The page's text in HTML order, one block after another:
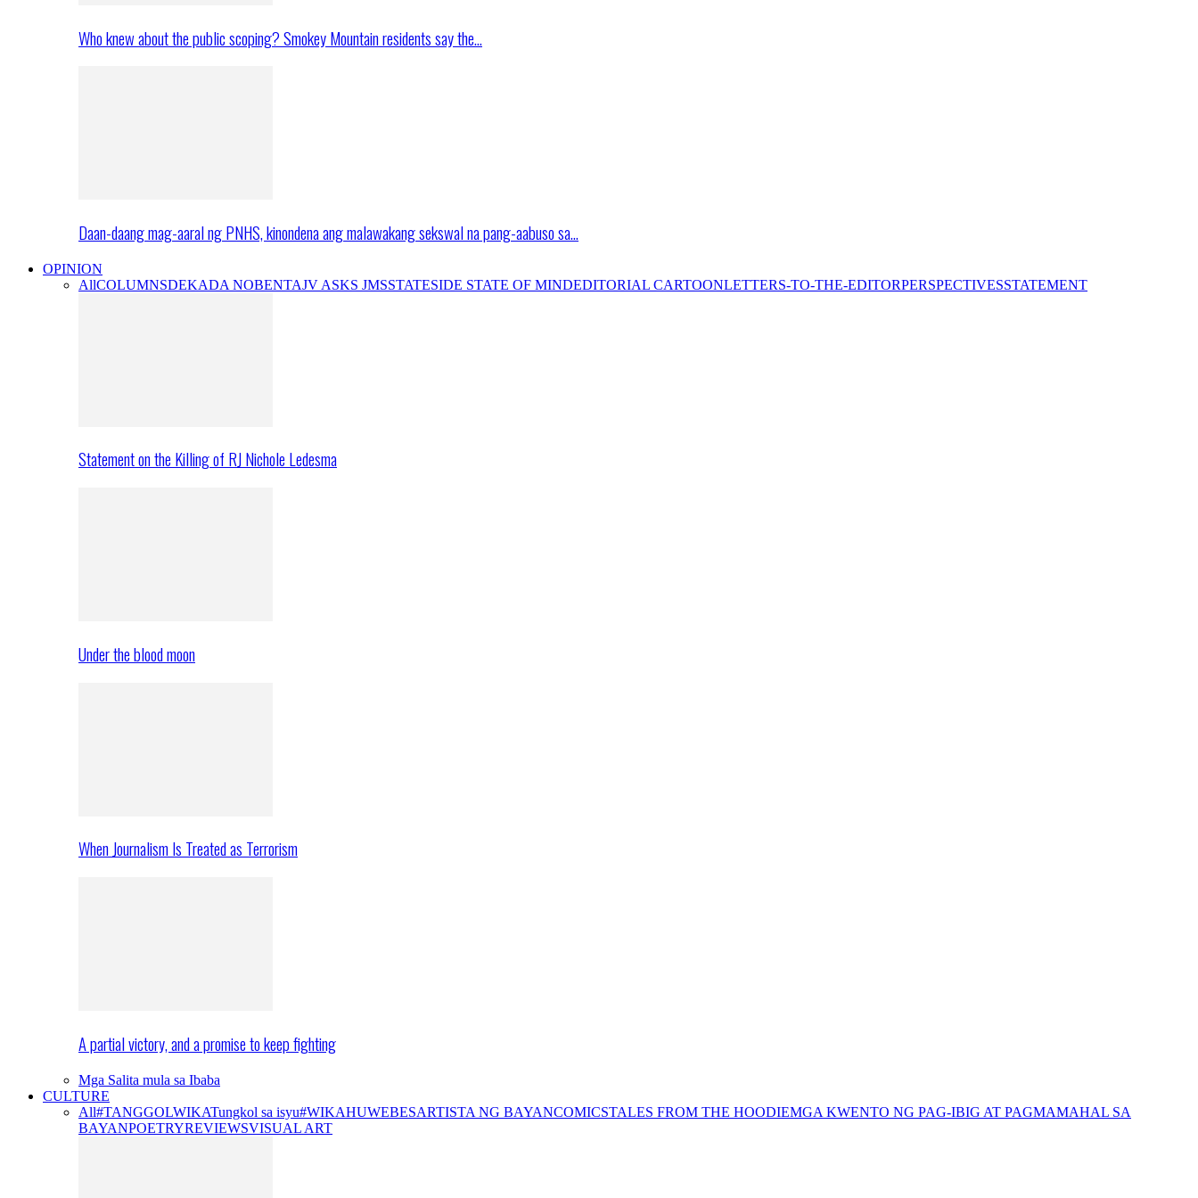
Who knew about the public scoping? Smokey Mountain residents say the…
Daan-daang mag-aaral ng PNHS, kinondena ang malawakang sekswal na pang-aabuso sa…
OPINION
AllCOLUMNSDEKADA NOBENTAJV ASKS JMSSTATESIDE STATE OF MINDEDITORIAL CARTOONLETTERS-TO-THE-EDITORPERSPECTIVESSTATEMENT
Statement on the Killing of RJ Nichole Ledesma
Under the blood moon
When Journalism Is Treated as Terrorism
A partial victory, and a promise to keep fighting
Mga Salita mula sa Ibaba
CULTURE
All#TANGGOLWIKATungkol sa isyu#WIKAHUWEBESARTISTA NG BAYANCOMICSTALES FROM THE HOODIEMGA KWENTO NG PAG-IBIG AT PAGMAMAHAL SA
BAYANPOETRYREVIEWSVISUAL ART